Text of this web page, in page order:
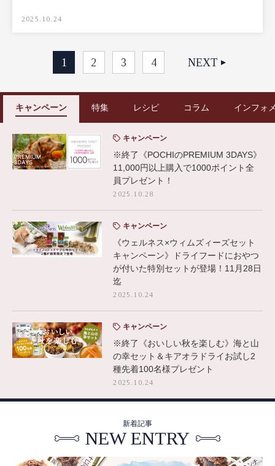
2025.10.24
1 2 3 4 NEXT
キャンペーン 特集 レシピ コラム インフォ
キャンペーン
※終了《POCHIのPREMIUM 3DAYS》
11,000円以上購入で1000ポイント全
員プレゼント！
2025.10.28
キャンペーン
《ウェルネス×ウィムズィーズセット
キャンペーン》ドライフードにおやつ
が付いた特別セットが登場！11月28日
迄
2025.10.24
キャンペーン
※終了《おいしい秋を楽しむ》海と山
の幸セット＆キアオラドライお試し2
種先着100名様プレゼント
2025.10.24
新着記事
NEW ENTRY